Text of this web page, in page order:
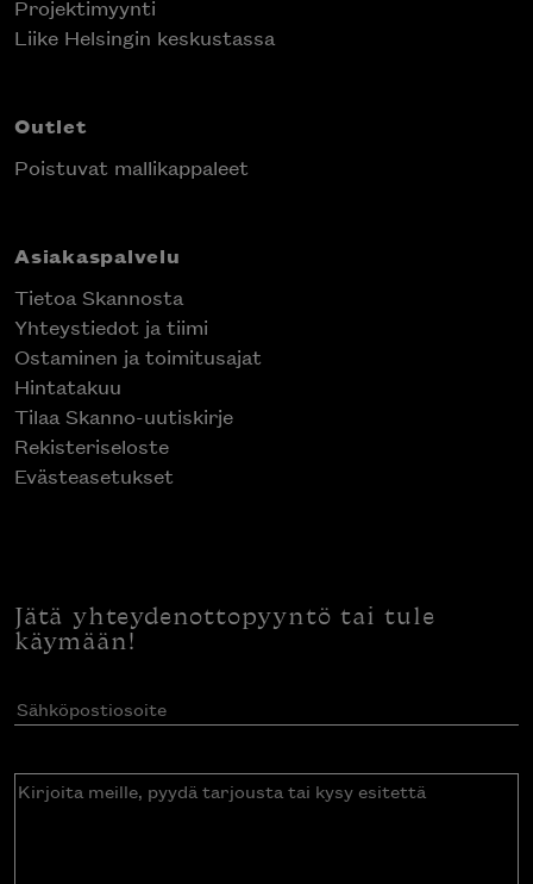
Projektimyynti
Liike Helsingin keskustassa
Outlet
Poistuvat mallikappaleet
Asiakaspalvelu
Tietoa Skannosta
Yhteystiedot ja tiimi
Ostaminen ja toimitusajat
Hintatakuu
Tilaa Skanno-uutiskirje
Rekisteriseloste
Evästeasetukset
Jätä yhteydenottopyyntö tai tule
käymään!
Sähköpostiosoite(Pakollinen)
Kirjoita